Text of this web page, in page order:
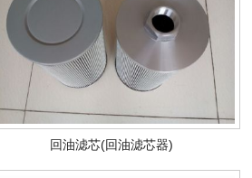
回油滤芯(回油滤芯器)